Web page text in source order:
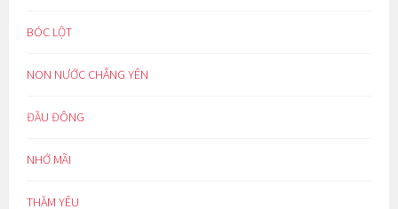
BÓC LỘT
NON NƯỚC CHẲNG YÊN
ĐẦU ĐÔNG
NHỚ MÃI
THẦM YÊU